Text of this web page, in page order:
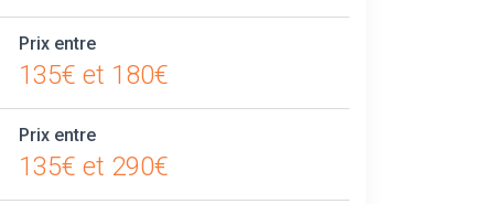
Prix entre
135€ et 180€
Prix entre
135€ et 290€